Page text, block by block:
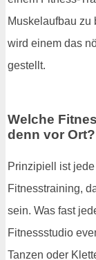
Muskelaufbau zu
wird einem das
gestellt.
Welche
denn vor Ort?
Prinzipiell ist
Fitnesstraining,
sein. Was fast
Fitnessstudio
Tanzen oder